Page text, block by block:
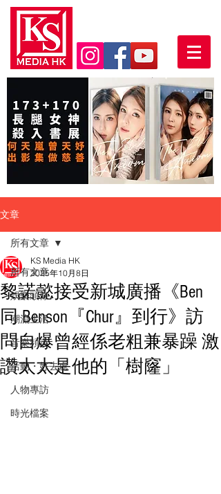
文章
所有文章
娛樂頭條
潮流生活
音樂頻道
活動・好去處
人物專訪
時光檔案
所有文章
黎諾懿接受新城廣播《Ben
同 Benson『Chur』到行》訪
問自爆曾經係老粗兼暴躁 激
讚太太是他的「樹窿」
KS Media HK
2025年10月8日